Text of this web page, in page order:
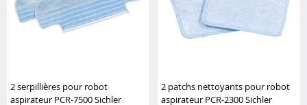
2 serpillières pour robot
aspirateur PCR-7500 Sichler
2 patchs nettoyants pour robot
aspirateur PCR-2300 Sichler